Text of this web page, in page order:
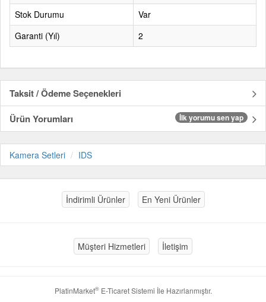
Stok Durumu
Var
Garanti (Yıl)
2
Taksit / Ödeme Seçenekleri
Ürün Yorumları
İlk yorumu sen yap
Kamera Setleri IDS
İndirimli Ürünler En Yeni Ürünler
Müşteri Hizmetleri İletişim
PlatinMarket®E-Ticaret Sistemi İle Hazırlanmıştır.